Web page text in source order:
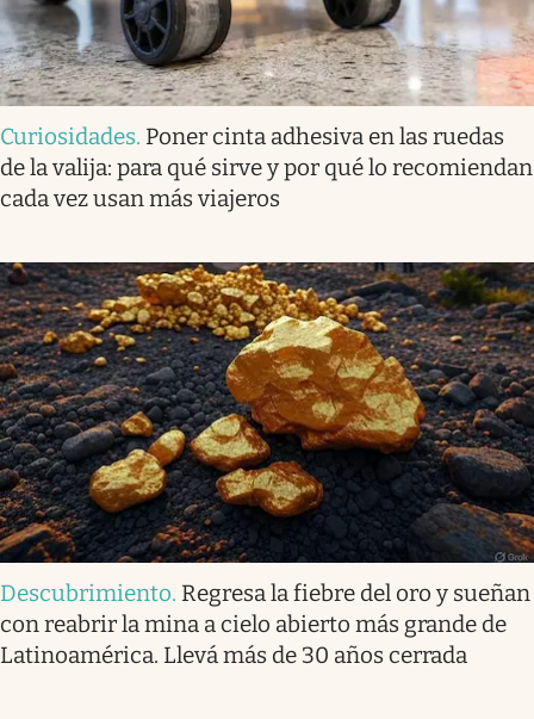
Curiosidades. Poner cinta adhesiva en las ruedas
de la valija: para qué sirve y por qué lo recomiendan
cada vez usan más viajeros
Descubrimiento. Regresa la fiebre del oro y sueñan
con reabrir la mina a cielo abierto más grande de
Latinoamérica. Llevá más de 30 años cerrada